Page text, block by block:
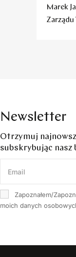
Marek
Zarządu
Newsletter
Otrzymuj
subskrybując nasz
Zapoznałem/
moich danych